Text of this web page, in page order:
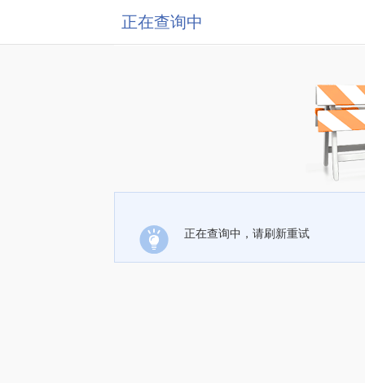
正在查询中
正在查询中，请刷新重试